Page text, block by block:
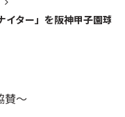
イター」を阪神甲子園球
賛～